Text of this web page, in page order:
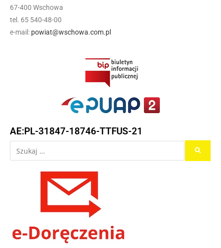
67-400 Wschowa
tel. 65 540-48-00
e-mail: powiat@wschowa.com.pl
AE:PL-31847-18746-TTFUS-21